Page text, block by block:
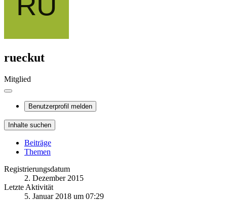
rueckut
Mitglied
Benutzerprofil melden
Inhalte suchen
Beiträge
Themen
Registrierungsdatum
2. Dezember 2015
Letzte Aktivität
5. Januar 2018 um 07:29